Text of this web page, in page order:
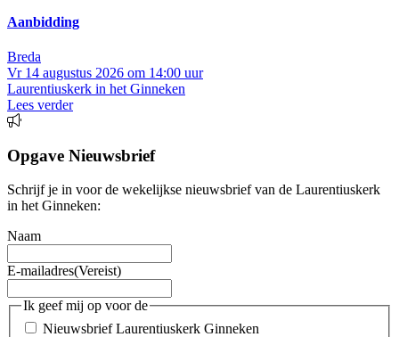
Aanbidding
Breda
Vr 14 augustus 2026 om 14:00 uur
Laurentiuskerk in het Ginneken
Lees verder
Opgave Nieuwsbrief
Schrijf je in voor de wekelijkse nieuwsbrief van de Laurentiuskerk
in het Ginneken:
Naam
E-mailadres(Vereist)
Ik geef mij op voor de
Nieuwsbrief Laurentiuskerk Ginneken